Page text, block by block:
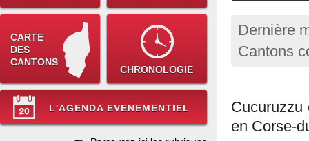
CARTE
DES
CANTONS
CHRONOLOGIE
L'AGENDA EVENEMENTIEL
Dernière
Cantons
Cucuruzzu
en Corse-